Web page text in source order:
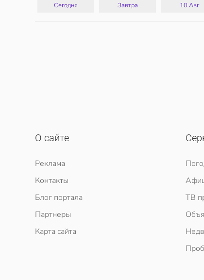
Сегодня Завтра 10 Авг
О сайте
Реклама
Контакты
Блог портала
Партнеры
Карта сайта
ТВ